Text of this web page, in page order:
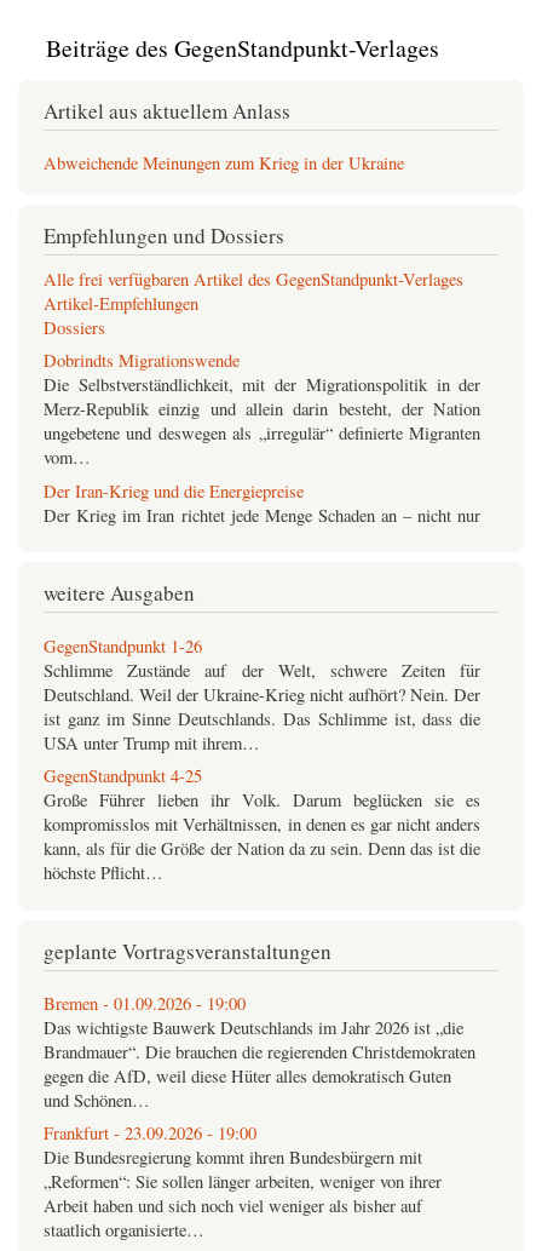
Beiträge des GegenStandpunkt-Verlages
Artikel aus aktuellem Anlass
Abweichende Meinungen zum Krieg in der Ukraine
Empfehlungen und Dossiers
Alle frei verfügbaren Artikel des GegenStandpunkt-Verlages
Artikel-Empfehlungen
Dossiers
Dobrindts Migrationswende
Die Selbstverständlichkeit, mit der Migrationspolitik in der
Merz-Republik einzig und allein darin besteht, der Nation
ungebetene und deswegen als „irregulär“ definierte Migranten
vom…
Der Iran-Krieg und die Energiepreise
Der Krieg im Iran richtet jede Menge Schaden an – nicht nur
unzählige weitere…
weitere Ausgaben
GegenStandpunkt 1-26
Schlimme Zustände auf der Welt, schwere Zeiten für
Deutschland. Weil der Ukraine-Krieg nicht aufhört? Nein. Der
ist ganz im Sinne Deutschlands. Das Schlimme ist, dass die
USA unter Trump mit ihrem…
GegenStandpunkt 4-25
Große Führer lieben ihr Volk. Darum beglücken sie es
kompromisslos mit Verhältnissen, in denen es gar nicht anders
kann, als für die Größe der Nation da zu sein. Denn das ist die
höchste Pflicht…
Stick
alle Zeitschriften als PDF und EPUB
alle…
GegenStandpunkt 3-25
Bei allem öffentlich zelebrierten Mitleid mit dem schlimmen
Schicksal der von den Kriegen in Osteuropa und im Nahen
Osten betroffenen Völker vergisst die deutsche Politik
selbstverständlich nie,…
GegenStandpunkt 2-25
Während Deutschland erbittert daran festhält, dass sein
Anspruch auf ganz Europa die Verdrängung Russlands
braucht, also den gigantischen Landkrieg im Osten allemal
geplante Vortragsveranstaltungen
Bremen - 01.09.2026 - 19:00
Das wichtigste Bauwerk Deutschlands im Jahr 2026 ist „die
Brandmauer“. Die brauchen die regierenden Christdemokraten
gegen die AfD, weil diese Hüter alles demokratisch Guten
und Schönen…
Frankfurt - 23.09.2026 - 19:00
Die Bundesregierung kommt ihren Bundesbürgern mit
„Reformen“: Sie sollen länger arbeiten, weniger von ihrer
Arbeit haben und sich noch viel weniger als bisher auf
staatlich organisierte…